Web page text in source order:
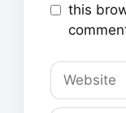
this
Website